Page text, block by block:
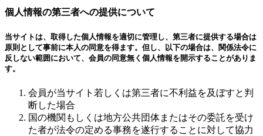
個人情報の第三者への提供について
当サイトは、取得した個人情報を適切に管理し、第三者に提供する場合は
原則として事前に本人の同意を得ます。但し、以下の場合は、関係法令に
反しない範囲において、会員の同意無く個人情報を開示することがありま
す。
会員が当サイト若しくは第三者に不利益を及ぼすと判
断した場合
国の機関もしくは地方公共団体またはその委託を受け
た者が法令の定める事務を遂行することに対して協力